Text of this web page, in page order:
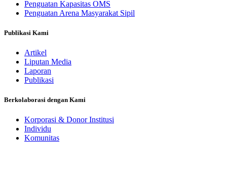
Penguatan Kapasitas OMS
Penguatan Arena Masyarakat Sipil
Publikasi Kami
Artikel
Liputan Media
Laporan
Publikasi
Berkolaborasi dengan Kami
Korporasi & Donor Institusi
Individu
Komunitas